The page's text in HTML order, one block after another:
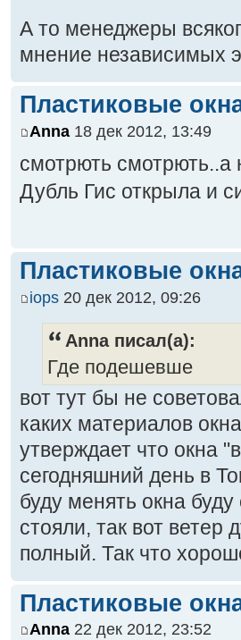
А то менеджеры
мнение независимых
Пластиковые
Anna 18 дек 2012, 13:49
смотрють смотрють..а
Дубль Гис открыла и
Пластиковые
iops 20 дек 2012, 09:26
Anna писал(а):
Где подешевше
вот тут бы не
каких материалов
утверждает что окна
сегодняшний день в
буду менять окна
стояли, так вот ветер
полный. Так что
Пластиковые
Anna 22 дек 2012, 23:52